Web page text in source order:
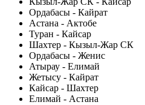
Ордабасы - Кайрат
Астана - Актобе
Туран - Кайсар
Шахтер - Кызыл-Жар СК
Ордабасы - Женис
Атырау - Елимай
Жетысу - Кайрат
Кайсар - Шахтер
Елимай - Астана